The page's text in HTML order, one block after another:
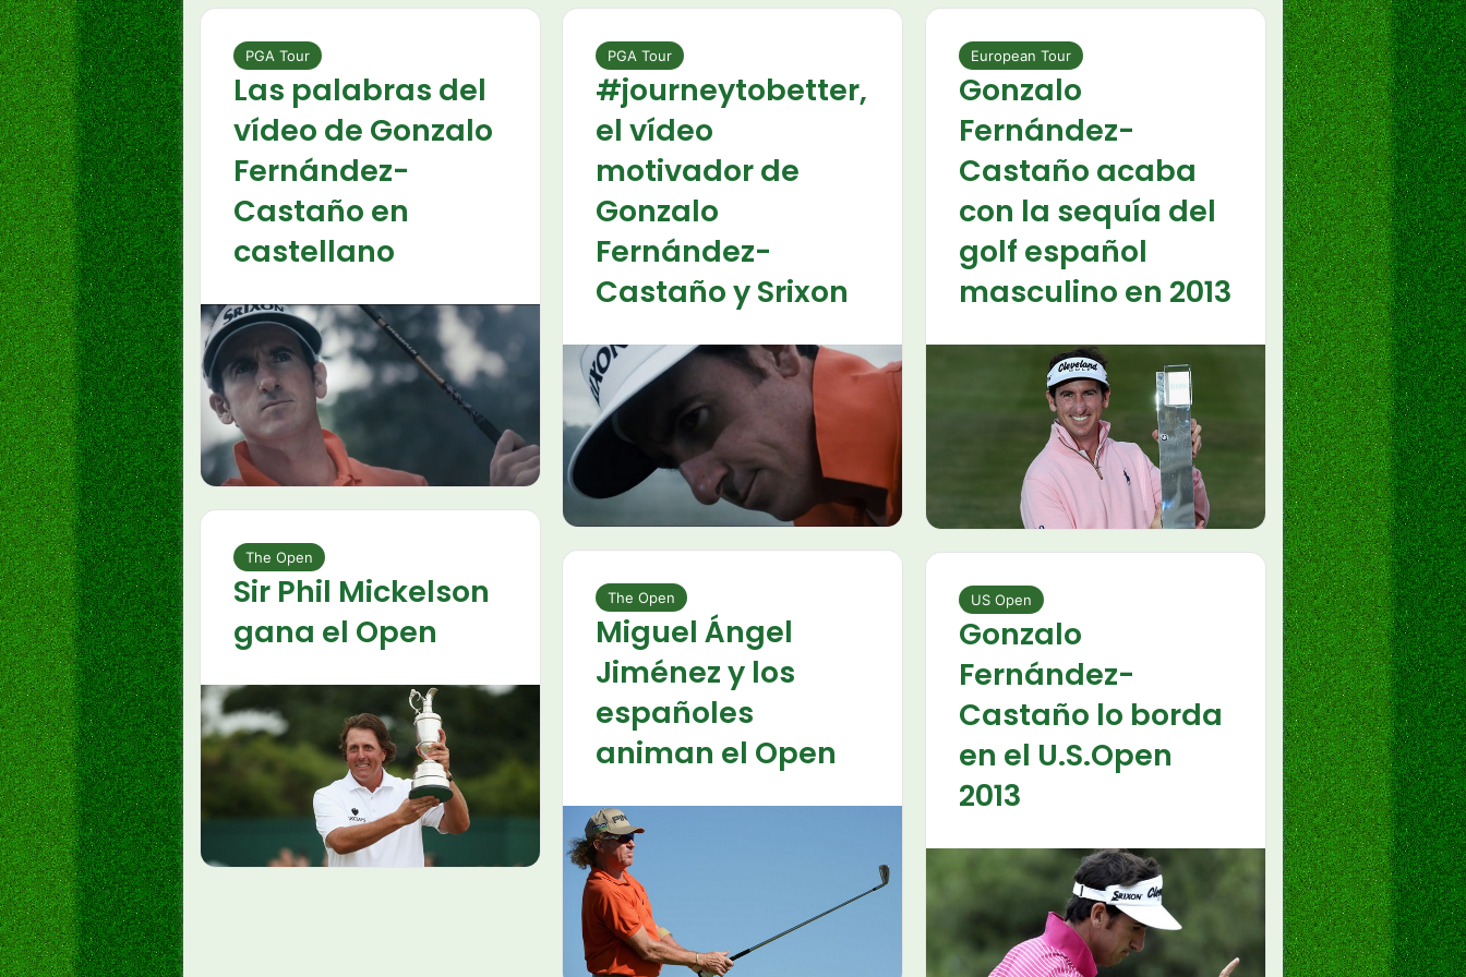
PGA Tour
Las palabras del
vídeo de Gonzalo
Fernández-
Castaño en
castellano
PGA Tour
#journeytobetter,
el vídeo
motivador de
Gonzalo
Fernández-
Castaño y Srixon
European Tour
Gonzalo
Fernández-
Castaño acaba
con la sequía del
golf español
masculino en 2013
The Open
Sir Phil Mickelson
gana el Open
The Open
Miguel Ángel
Jiménez y los
españoles
animan el Open
US Open
Gonzalo
Fernández-
Castaño lo borda
en el U.S.Open
2013